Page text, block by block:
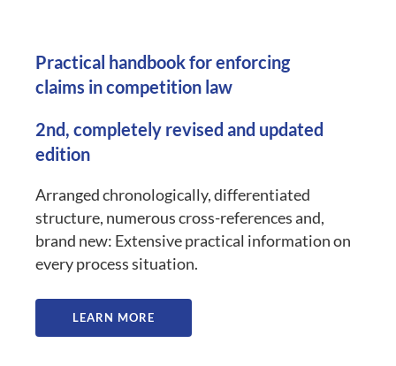
Practical handbook for enforcing
claims in competition law
2nd, completely revised and updated
edition
Arranged chronologically, differentiated
structure, numerous cross-references and,
brand new: Extensive practical information on
every process situation.
LEARN MORE